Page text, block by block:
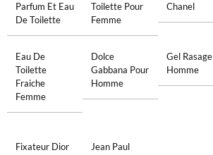
Parfum Et Eau
De Toilette
Toilette Pour
Femme
Chanel
Eau De
Toilette
Fraiche
Femme
Dolce
Gabbana Pour
Homme
Gel Rasage
Homme
Fixateur Dior
Jean Paul